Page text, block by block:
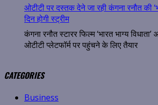
ओटीटी पर दस्तक देने जा रही कंगना रनौत की
दिन होगी स्ट्रीम
कंगना रनौत स्टारर फिल्म ‘भारत भाग्य
ओटीटी प्लेटफॉर्म पर पहुंचने के लिए तैयार
CATEGORIES
Business